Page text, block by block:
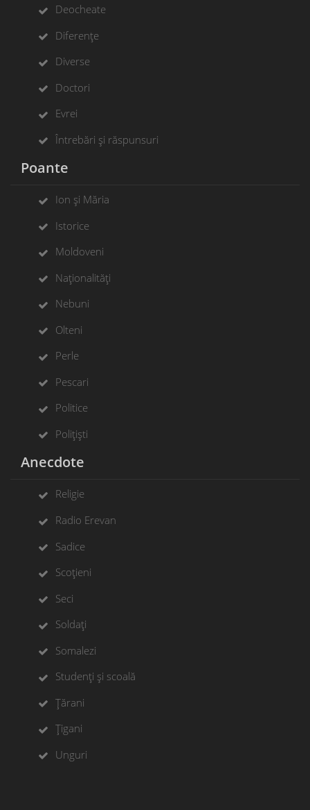
Deocheate
Diferențe
Diverse
Doctori
Evrei
Întrebări și răspunsuri
Poante
Ion și Măria
Istorice
Moldoveni
Naționalități
Nebuni
Olteni
Perle
Pescari
Politice
Polițiști
Anecdote
Religie
Radio Erevan
Sadice
Scoțieni
Seci
Soldați
Somalezi
Studenți și scoală
Țărani
Țigani
Unguri